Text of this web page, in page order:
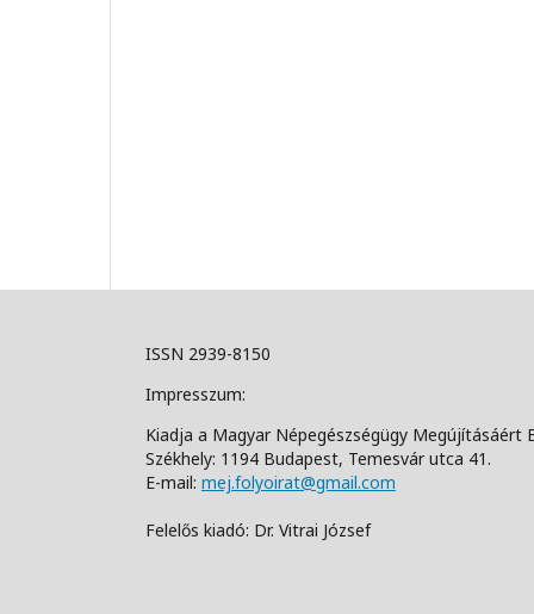
ISSN 2939-8150
Impresszum:
Kiadja a Magyar Népegészségügy Megújításáért
Székhely: 1194 Budapest, Temesvár utca 41.
E-mail: mej.folyoirat@gmail.com
Felelős kiadó: Dr. Vitrai József